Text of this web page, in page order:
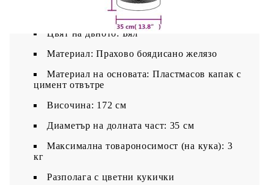
Цвят на тръбата: Бял
Цвят на дъното: Бял
Материал: Прахово боядисано желязо
Материал на основата: Пластмасов капак с
цимент отвътре
Височина: 172 см
Диаметър на долната част: 35 см
Максимална товароносимост (на кука): 3
кг
Разполага с цветни кукички